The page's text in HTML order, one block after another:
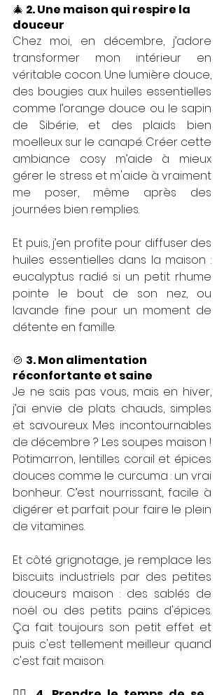
🎄 2. Une maison qui respire la
douceur
Chez moi, en décembre, j’adore
transformer mon intérieur en
véritable cocon. Une lumière douce,
des bougies aux huiles essentielles
comme l’orange douce ou le sapin
de Sibérie, et des plaids bien
moelleux sur le canapé. Créer cette
ambiance cosy m’aide à mieux
gérer le stress et m'aide à vraiment
me poser, même après des
journées bien remplies.
Et puis, j’en profite pour diffuser des
huiles essentielles dans la maison :
eucalyptus radié si un petit rhume
pointe le bout de son nez, ou
lavande fine pour un moment de
détente en famille.
🍲 3. Mon alimentation
réconfortante et saine
Je ne sais pas vous, mais en hiver,
j’ai envie de plats chauds, simples
et savoureux. Mes incontournables
de décembre ? Les soupes maison !
Potimarron, lentilles corail et épices
douces comme le curcuma : un vrai
bonheur. C’est nourrissant, facile à
digérer et parfait pour faire le plein
de vitamines.
Et côté grignotage, je remplace les
biscuits industriels par des petites
douceurs maison : des sablés de
noël ou des petits pains d'épices.
Ça fait toujours son petit effet et
puis c'est tellement meilleur quand
c'est fait maison.